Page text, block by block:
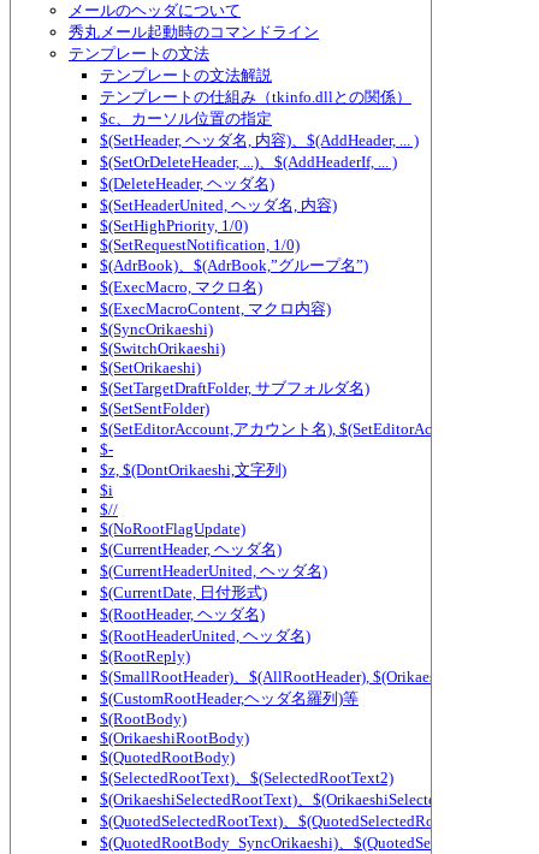
メールのヘッダについて
秀丸メール起動時のコマンドライン
テンプレートの文法
テンプレートの文法解説
テンプレートの仕組み（tkinfo.dllとの関係）
$c、カーソル位置の指定
$(SetHeader, ヘッダ名, 内容)、$(AddHeader, ... )
$(SetOrDeleteHeader, ...)、$(AddHeaderIf, ... )
$(DeleteHeader, ヘッダ名)
$(SetHeaderUnited, ヘッダ名, 内容)
$(SetHighPriority, 1/0)
$(SetRequestNotification, 1/0)
$(AdrBook)、$(AdrBook,”グループ名”)
$(ExecMacro, マクロ名)
$(ExecMacroContent, マクロ内容)
$(SyncOrikaeshi)
$(SwitchOrikaeshi)
$(SetOrikaeshi)
$(SetTargetDraftFolder, サブフォルダ名)
$(SetSentFolder)
$(SetEditorAccount,アカウント名), $(SetEditorAccount2,アカウ
$-
$z, $(DontOrikaeshi,文字列)
$i
$//
$(NoRootFlagUpdate)
$(CurrentHeader, ヘッダ名)
$(CurrentHeaderUnited, ヘッダ名)
$(CurrentDate, 日付形式)
$(RootHeader, ヘッダ名)
$(RootHeaderUnited, ヘッダ名)
$(RootReply)
$(SmallRootHeader)、$(AllRootHeader),
$(CustomRootHeader,ヘッダ名羅列)等
$(RootBody)
$(OrikaeshiRootBody)
$(QuotedRootBody)
$(SelectedRootText)、$(SelectedRootText2)
$(OrikaeshiSelectedRootText)、$(OrikaeshiSelectedRootText2)
$(QuotedSelectedRootText)、$(QuotedSelectedRootText2)
$(QuotedRootBody_SyncOrikaeshi)、